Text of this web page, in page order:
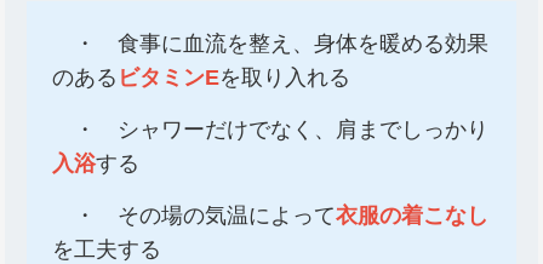
・ 食事に血流を整え、身体を暖める効果
のある ビタミンEを取り入れる
・ シャワーだけでなく、肩までしっかり
入浴する
・ その場の気温によって衣服の着こなし
を工夫する